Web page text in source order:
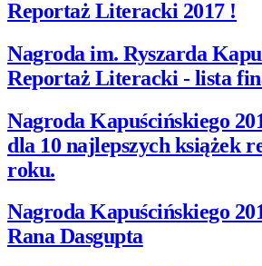
Reportaż Literacki 2017 !
Nagroda im. Ryszarda
Reportaż Literacki - lista
Nagroda Kapuścińskiego
dla 10 najlepszych książek
roku.
Nagroda Kapuścińskiego
Rana Dasgupta